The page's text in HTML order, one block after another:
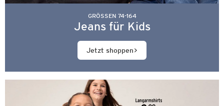
GRÖSSEN 74-164
Jeans für Kids
Jetzt shoppen